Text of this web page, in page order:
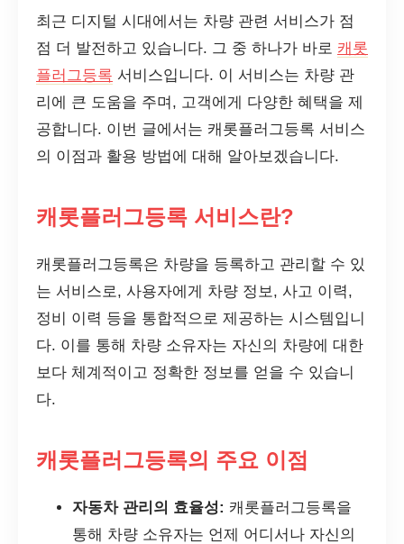
최근 디지털 시대에서는 차량 관련 서비스가 점
점 더 발전하고 있습니다. 그 중 하나가 바로 캐롯
플러그등록 서비스입니다. 이 서비스는 차량 관
리에 큰 도움을 주며, 고객에게 다양한 혜택을 제
공합니다. 이번 글에서는 캐롯플러그등록 서비스
의 이점과 활용 방법에 대해 알아보겠습니다.
캐롯플러그등록 서비스란?
캐롯플러그등록은 차량을 등록하고 관리할 수 있
는 서비스로, 사용자에게 차량 정보, 사고 이력,
정비 이력 등을 통합적으로 제공하는 시스템입니
다. 이를 통해 차량 소유자는 자신의 차량에 대한
보다 체계적이고 정확한 정보를 얻을 수 있습니
다.
캐롯플러그등록의 주요 이점
자동차 관리의 효율성: 캐롯플러그등록을
통해 차량 소유자는 언제 어디서나 자신의